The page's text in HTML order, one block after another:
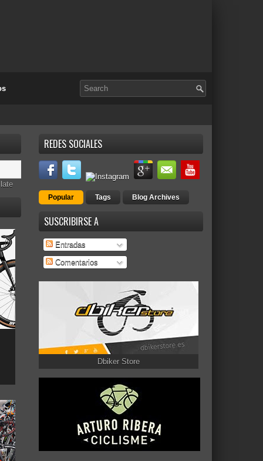
REDES SOCIALES
Popular Tags Blog Archives
SUSCRIBIRSE A
Entradas
Comentarios
Dbiker Store